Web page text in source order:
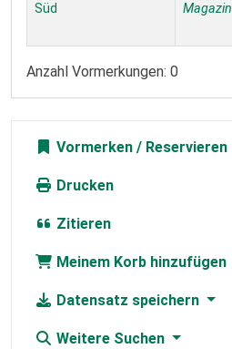
Süd
Magazin
Anzahl Vormerkungen: 0
Vormerken
Drucken
Zitieren
Meinem Korb hinzufügen
Datensatz speichern
Weitere Suchen